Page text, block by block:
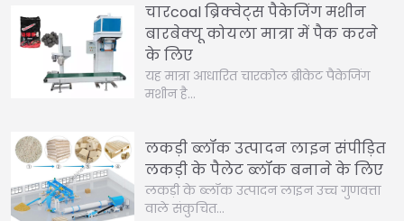
चारcoal ब्रिक्वेट्स पैकेजिंग मशीन
बारबेक्यू कोयला मात्रा में पैक करने
के लिए
यह मात्रा आधारित चारकोल ब्रीकेट पैकेजिंग
मशीन है…
लकड़ी ब्लॉक उत्पादन लाइन संपीड़ित
लकड़ी के पैलेट ब्लॉक बनाने के लिए
लकड़ी के ब्लॉक उत्पादन लाइन उच्च गुणवत्ता
वाले संकुचित…